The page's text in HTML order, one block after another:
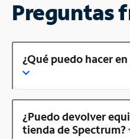
Preguntas
¿Qué puedo hacer
¿Puedo devolver
tienda de Spectrum?